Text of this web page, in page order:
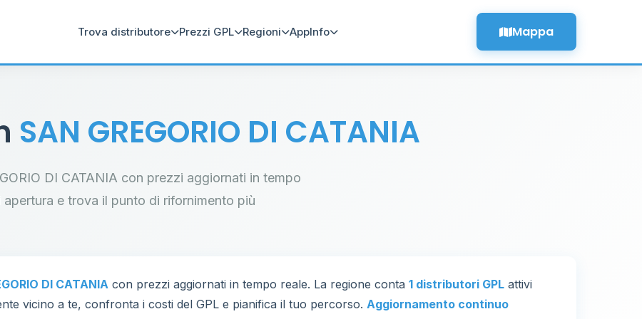
Trova distributore Prezzi GPL Regioni AppInfo Mappa
SAN GREGORIO DI CATANIA
DI CATANIA con prezzi aggiornati in tempo
e trova il punto di rifornimento più
DI CATANIA con prezzi aggiornati in tempo reale. La regione conta 1 distributori GPL attivi
vicino a te, confronta i costi del GPL e pianifica il tuo percorso. Aggiornamento continuo